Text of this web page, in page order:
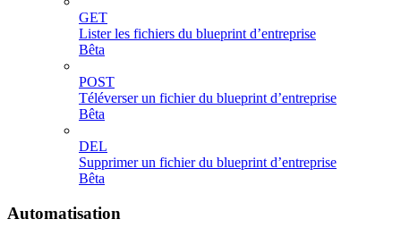
GET
Lister les fichiers du blueprint d’entreprise
Bêta
POST
Téléverser un fichier du blueprint d’entreprise
Bêta
DEL
Supprimer un fichier du blueprint d’entreprise
Bêta
Automatisation